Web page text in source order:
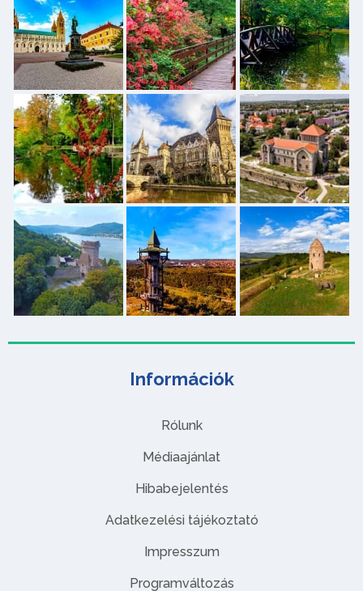
Információk
Rólunk
Médiaajánlat
Hibabejelentés
Adatkezelési tájékoztató
Impresszum
Programváltozás